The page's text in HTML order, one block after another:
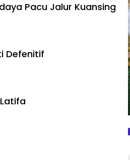
Pacu Jalur Kuansing
Defenitif